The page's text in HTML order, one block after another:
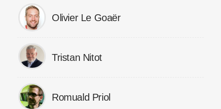
Olivier Le Goaër
Tristan Nitot
Romuald Priol